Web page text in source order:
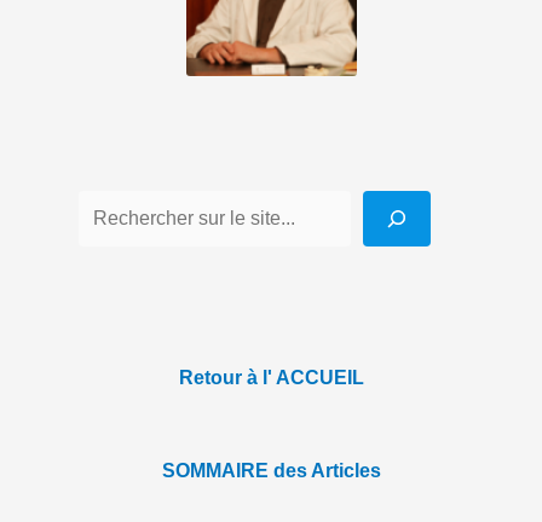
Retour à l' ACCUEIL
SOMMAIRE des Articles